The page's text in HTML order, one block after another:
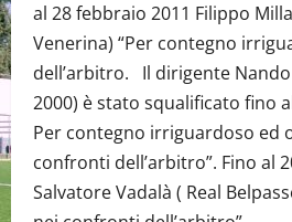
al 28 febbraio 2011 Filippo
Venerina) “Per contegno
dell’arbitro. Il dirigente
2000) è stato squalificato fino
Per contegno irriguardoso ed
confronti dell’arbitro”. Fino al
Salvatore Vadalà ( Real